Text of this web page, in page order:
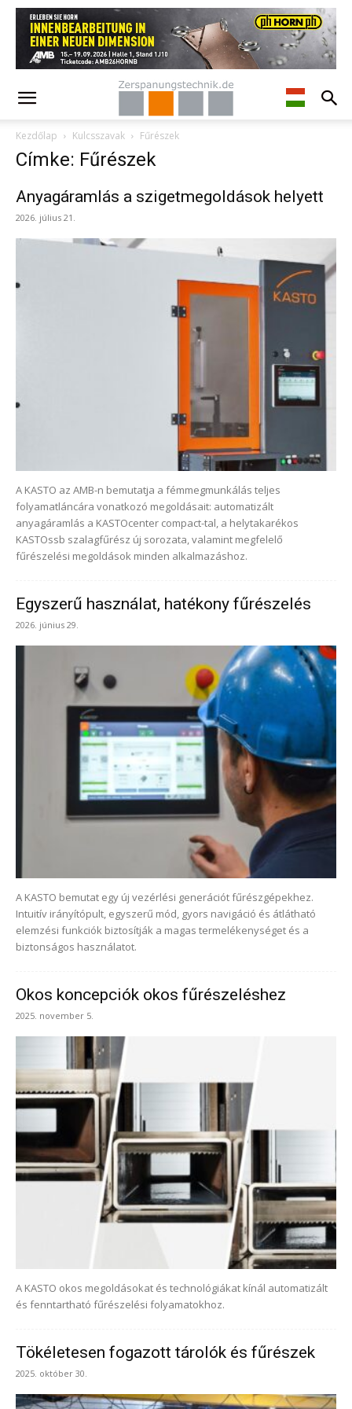
Kezdőlap Kulcsszavak Fűrészek
Címke: Fűrészek
Anyagáramlás a szigetmegoldások helyett
2026. július 21.
A KASTO az AMB-n bemutatja a fémmegmunkálás teljes
folyamatláncára vonatkozó megoldásait: automatizált
anyagáramlás a KASTOcenter compact-tal, a helytakarékos
KASTOssb szalagfűrész új sorozata, valamint megfelelő
fűrészelési megoldások minden alkalmazáshoz.
Egyszerű használat, hatékony fűrészelés
2026. június 29.
A KASTO bemutat egy új vezérlési generációt fűrészgépekhez.
Intuitív irányítópult, egyszerű mód, gyors navigáció és átlátható
elemzési funkciók biztosítják a magas termelékenységet és a
biztonságos használatot.
Okos koncepciók okos fűrészeléshez
2025. november 5.
A KASTO okos megoldásokat és technológiákat kínál automatizált
és fenntartható fűrészelési folyamatokhoz.
Tökéletesen fogazott tárolók és fűrészek
2025. október 30.